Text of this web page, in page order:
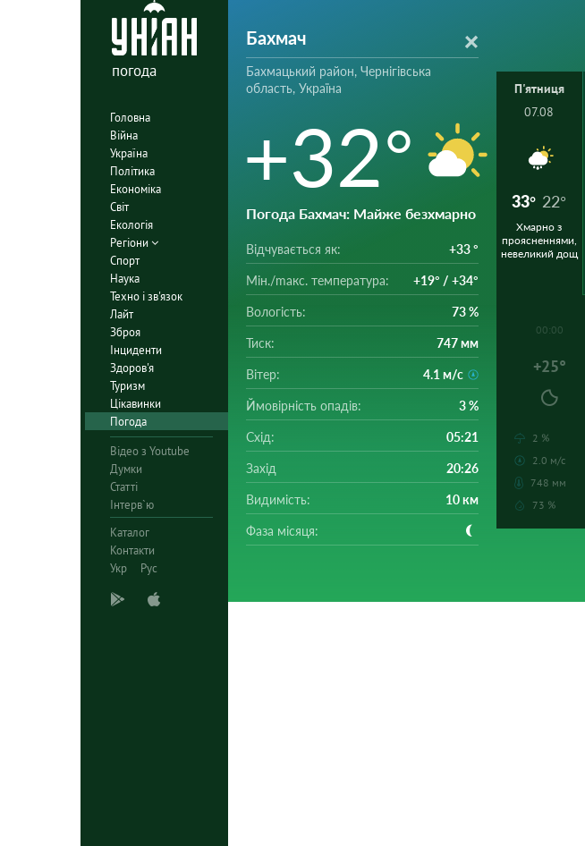
погода
Головна
Війна
Україна
Політика
Економіка
Світ
Екологія
Регіони
Спорт
Наука
Техно і зв'язок
Лайт
Зброя
Інциденти
Здоров'я
Туризм
Цікавинки
Погода
Відео з Youtube
Думки
Статті
Інтерв`ю
Каталог
Контакти
Укр
Рус
Бахмач
Бахмацький район, Чернігівська
область, Україна
+32°
Погода Бахмач: Майже безхмарно
Відчувається як: +33 °
Мін./mакс. температура: +19° / +34°
Вологість: 73 %
Тиск: 747 мм
Вітер: 4.1 м/с
Ймовірність опадів: 3 %
Схід: 05:21
Захід 20:26
Видимість: 10 км
Фаза місяця:
П'ятниця
07.08
33° 22°
Хмарно з
проясненнями,
невеликий дощ
00:00
+25°
2 %
2.0 м/с
748 мм
73 %